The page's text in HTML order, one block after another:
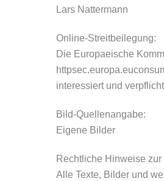
Lars Nattermann
Online-Streitbeilegung:
Die Europaeische
interessiert und
Bild-Quellenangabe:
Eigene Bilder
Rechtliche Hinweise zur
Alle Texte, Bilder und